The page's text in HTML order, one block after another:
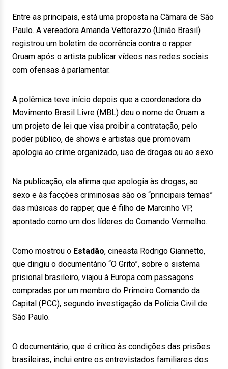
Entre as principais, está uma proposta na Câmara de São
Paulo. A vereadora Amanda Vettorazzo (União Brasil)
registrou um boletim de ocorrência contra o rapper
Oruam após o artista publicar vídeos nas redes sociais
com ofensas à parlamentar.
A polêmica teve início depois que a coordenadora do
Movimento Brasil Livre (MBL) deu o nome de Oruam a
um projeto de lei que visa proibir a contratação, pelo
poder público, de shows e artistas que promovam
apologia ao crime organizado, uso de drogas ou ao sexo.
Na publicação, ela afirma que apologia às drogas, ao
sexo e às facções criminosas são os “principais temas”
das músicas do rapper, que é filho de Marcinho VP,
apontado como um dos líderes do Comando Vermelho.
Como mostrou o Estadão, cineasta Rodrigo Giannetto,
que dirigiu o documentário “O Grito”, sobre o sistema
prisional brasileiro, viajou à Europa com passagens
compradas por um membro do Primeiro Comando da
Capital (PCC), segundo investigação da Polícia Civil de
São Paulo.
O documentário, que é crítico às condições das prisões
brasileiras, inclui entre os entrevistados familiares dos